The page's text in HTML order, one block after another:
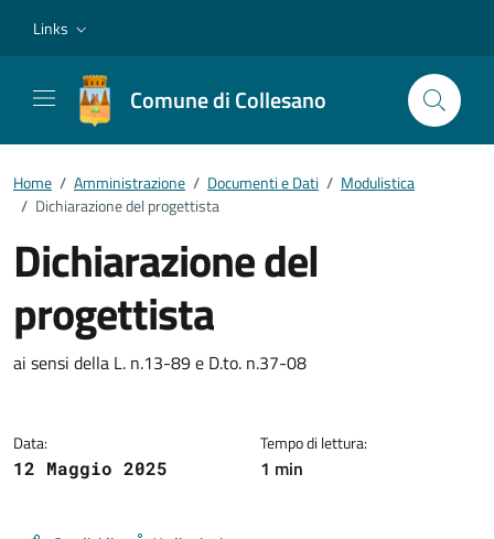
Links
Comune di Collesano
Home / Amministrazione / Documenti e Dati / Modulistica
/ Dichiarazione del progettista
Dichiarazione del
progettista
Dettagli del documento
ai sensi della L. n.13-89 e D.to. n.37-08
Data:
12 Maggio 2025
Tempo di lettura:
1 min